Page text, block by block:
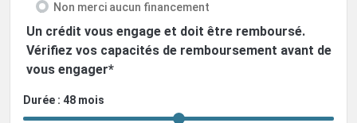
Non merci aucun financement
Un crédit vous engage et doit être remboursé.
Vérifiez vos capacités de remboursement avant de
vous engager*
Durée : 48 mois